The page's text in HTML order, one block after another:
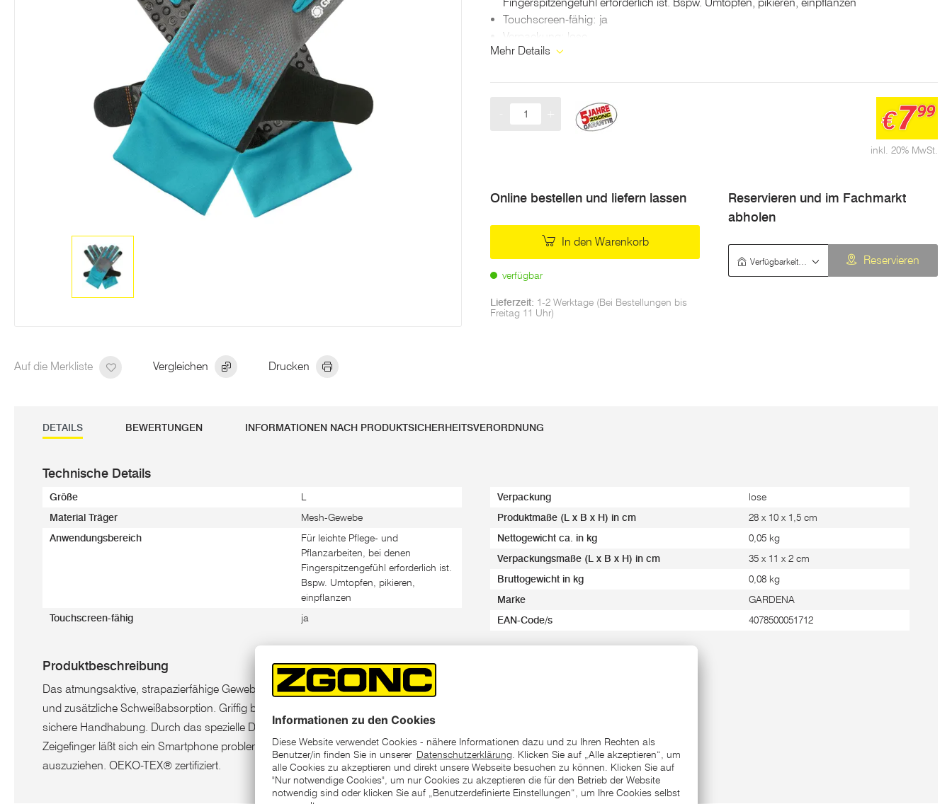
Auf die Merkliste Vergleichen Drucken
Touchscreen-fähig: ja
Verpackung: lose
Mehr Details
inkl. 20% MwSt.
€799
Online bestellen und liefern lassen
In den Warenkorb
verfügbar
Lieferzeit: 1-2 Werktage (Bei Bestellungen bis
Freitag 11 Uhr)
Reservieren und im Fachmarkt
abholen
Reservieren
DETAILS BEWERTUNGEN INFORMATIONEN NACH PRODUKTSICHERHEITSVERORDNUNG
Technische Details
Größe L
Material Träger Mesh-Gewebe
Anwendungsbereich
Für leichte Pflege- und
Pflanzarbeiten, bei denen
Fingerspitzengefühl erforderlich ist.
Bspw. Umtopfen, pikieren,
einpflanzen
Touchscreen-fähig ja
Verpackung lose
Produktmaße (L x B x H) in cm 28 x 10 x 1,5 cm
Nettogewicht ca. in kg 0,05 kg
Verpackungsmaße (L x B x H) in cm 35 x 11 x 2 cm
Bruttogewicht in kg 0,08 kg
Marke GARDENA
EAN-Code/s 4078500051712
Produktbeschreibung
Das atmungsaktive, strapazierfähige Gewebe ermöglicht einen hohen Tragekomfort
und zusätzliche Schweißabsorption. Griffig beschichtete Innenflächen sorgen für eine
sichere Handhabung. Durch das spezielle Design der Fingerkuppen an Daumen und
Zeigefinger läßt sich ein Smartphone problemlos bedienen, ohne die Handschuhe
auszuziehen. OEKO-TEX®‎ zertifiziert.